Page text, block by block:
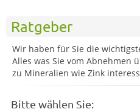
Ratgeber
Wir haben für Sie die
Alles was Sie vom Abnehmen
zu Mineralien wie Zink
Bitte wählen Sie: